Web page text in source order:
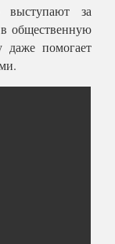
за
общественную
помогает